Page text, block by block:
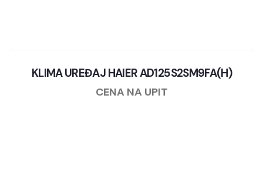
KLIMA UREĐAJ HAIER AD125S2SM9FA(H)
CENA NA UPIT